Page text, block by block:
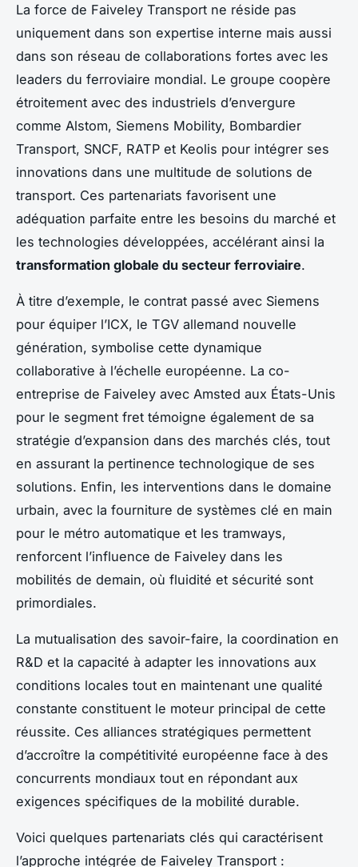
La force de Faiveley Transport ne réside pas
uniquement dans son expertise interne mais aussi
dans son réseau de collaborations fortes avec les
leaders du ferroviaire mondial. Le groupe coopère
étroitement avec des industriels d’envergure
comme Alstom, Siemens Mobility, Bombardier
Transport, SNCF, RATP et Keolis pour intégrer ses
innovations dans une multitude de solutions de
transport. Ces partenariats favorisent une
adéquation parfaite entre les besoins du marché et
les technologies développées, accélérant ainsi la
transformation globale du secteur ferroviaire.
À titre d’exemple, le contrat passé avec Siemens
pour équiper l’ICX, le TGV allemand nouvelle
génération, symbolise cette dynamique
collaborative à l’échelle européenne. La co-
entreprise de Faiveley avec Amsted aux États-Unis
pour le segment fret témoigne également de sa
stratégie d’expansion dans des marchés clés, tout
en assurant la pertinence technologique de ses
solutions. Enfin, les interventions dans le domaine
urbain, avec la fourniture de systèmes clé en main
pour le métro automatique et les tramways,
renforcent l’influence de Faiveley dans les
mobilités de demain, où fluidité et sécurité sont
primordiales.
La mutualisation des savoir-faire, la coordination en
R&D et la capacité à adapter les innovations aux
conditions locales tout en maintenant une qualité
constante constituent le moteur principal de cette
réussite. Ces alliances stratégiques permettent
d’accroître la compétitivité européenne face à des
concurrents mondiaux tout en répondant aux
exigences spécifiques de la mobilité durable.
Voici quelques partenariats clés qui caractérisent
l’approche intégrée de Faiveley Transport :